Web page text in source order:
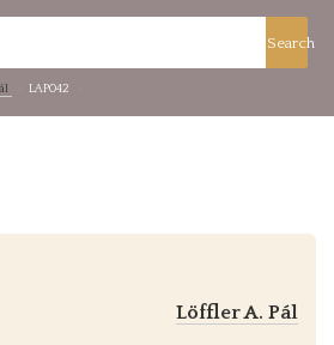
Search
LAP042
Löffler A. Pál